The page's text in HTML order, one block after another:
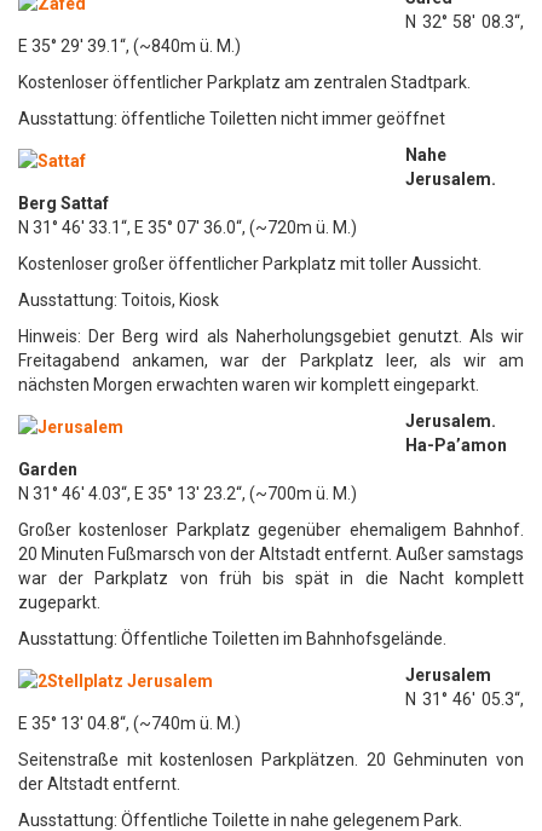
N 32° 58′ 08.3“,
E 35° 29′ 39.1“, (~840m ü. M.)
Kostenloser öffentlicher Parkplatz am zentralen Stadtpark.
Ausstattung: öffentliche Toiletten nicht immer geöffnet
Nahe
Jerusalem.
Berg Sattaf
N 31° 46′ 33.1“, E 35° 07′ 36.0“, (~720m ü. M.)
Kostenloser großer öffentlicher Parkplatz mit toller Aussicht.
Ausstattung: Toitois, Kiosk
Hinweis: Der Berg wird als Naherholungsgebiet genutzt. Als wir
Freitagabend ankamen, war der Parkplatz leer, als wir am
nächsten Morgen erwachten waren wir komplett eingeparkt.
Jerusalem.
Ha-Pa’amon
Garden
N 31° 46′ 4.03“, E 35° 13′ 23.2“, (~700m ü. M.)
Großer kostenloser Parkplatz gegenüber ehemaligem Bahnhof.
20 Minuten Fußmarsch von der Altstadt entfernt. Außer samstags
war der Parkplatz von früh bis spät in die Nacht komplett
zugeparkt.
Ausstattung: Öffentliche Toiletten im Bahnhofsgelände.
Jerusalem
N 31° 46′ 05.3“,
E 35° 13′ 04.8“, (~740m ü. M.)
Seitenstraße mit kostenlosen Parkplätzen. 20 Gehminuten von
der Altstadt entfernt.
Ausstattung: Öffentliche Toilette in nahe gelegenem Park.